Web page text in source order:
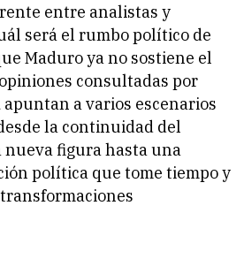
entre analistas y
será el rumbo político de
Maduro ya no sostiene el
consultadas por
apuntan a varios escenarios
la continuidad del
nueva figura hasta una
política que tome tiempo y